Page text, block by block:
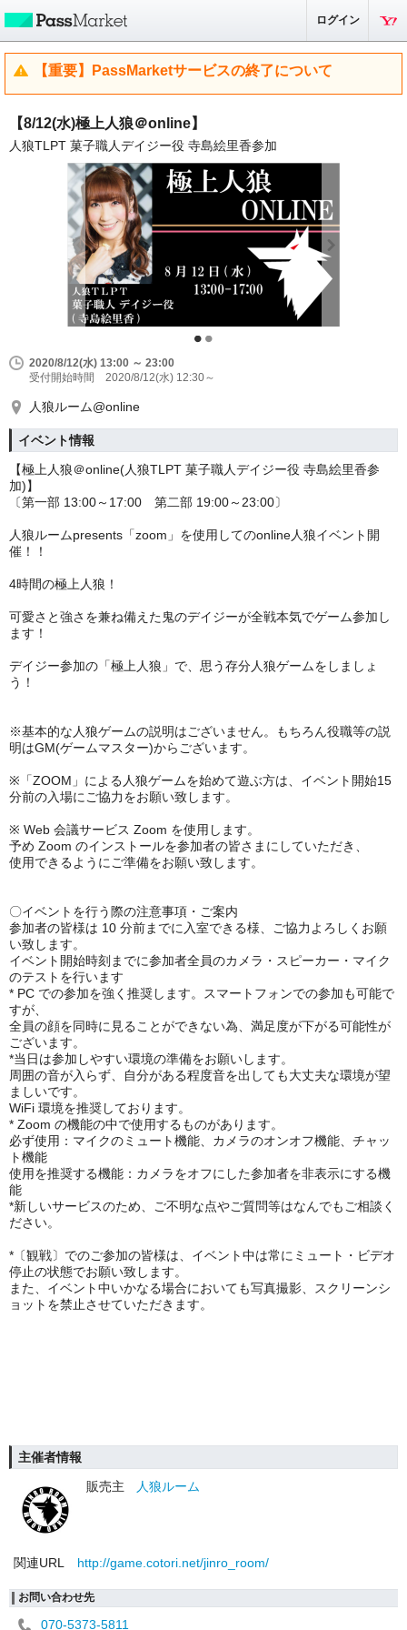
ログイン
【重要】PassMarketサービスの終了について
【8/12(水)極上人狼＠online】
人狼TLPT 菓子職人デイジー役 寺島絵里香参加
2020/8/12(水) 13:00 ～ 23:00
受付開始時間 2020/8/12(水) 12:30～
人狼ルーム@online
イベント情報
【極上人狼＠online(人狼TLPT 菓子職人デイジー役 寺島絵里香参
加)】
〔第一部 13:00～17:00 第二部 19:00～23:00〕
人狼ルームpresents「zoom」を使用してのonline人狼イベント開
催！！
4時間の極上人狼！
可愛さと強さを兼ね備えた鬼のデイジーが全戦本気でゲーム参加し
ます！
デイジー参加の「極上人狼」で、思う存分人狼ゲームをしましょ
う！
※基本的な人狼ゲームの説明はございません。もちろん役職等の説
明はGM(ゲームマスター)からございます。
※「ZOOM」による人狼ゲームを始めて遊ぶ方は、イベント開始15
分前の入場にご協力をお願い致します。
※ Web 会議サービス Zoom を使用します。
予め Zoom のインストールを参加者の皆さまにしていただき、
使用できるようにご準備をお願い致します。
〇イベントを行う際の注意事項・ご案内
参加者の皆様は 10 分前までに入室できる様、ご協力よろしくお願
い致します。
イベント開始時刻までに参加者全員のカメラ・スピーカー・マイク
のテストを行います
* PC での参加を強く推奨します。スマートフォンでの参加も可能で
すが、
全員の顔を同時に見ることができない為、満足度が下がる可能性が
ございます。
*当日は参加しやすい環境の準備をお願いします。
周囲の音が入らず、自分がある程度音を出しても大丈夫な環境が望
ましいです。
WiFi 環境を推奨しております。
* Zoom の機能の中で使用するものがあります。
必ず使用：マイクのミュート機能、カメラのオンオフ機能、チャッ
ト機能
使用を推奨する機能：カメラをオフにした参加者を非表示にする機
能
*新しいサービスのため、ご不明な点やご質問等はなんでもご相談く
ださい。
*〔観戦〕でのご参加の皆様は、イベント中は常にミュート・ビデオ
停止の状態でお願い致します。
また、イベント中いかなる場合においても写真撮影、スクリーンシ
ョットを禁止させていただきます。
主催者情報
販売主
人狼ルーム
関連URL http://game.cotori.net/jinro_room/
お問い合わせ先
070-5373-5811